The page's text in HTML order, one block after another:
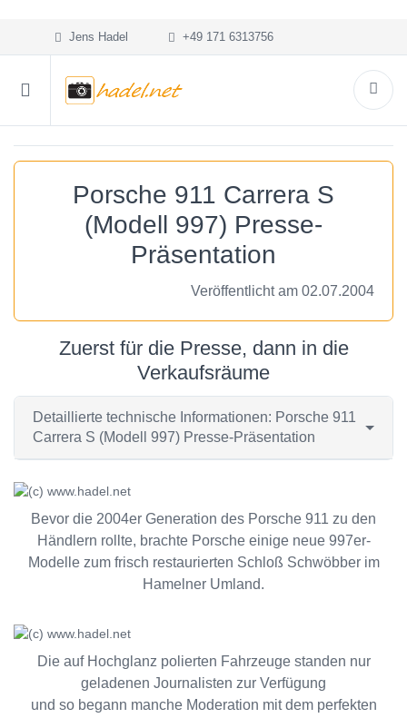
Jens Hadel +49 171 6313756
Porsche 911 Carrera S
(Modell 997) Presse-
Präsentation
Veröffentlicht am 02.07.2004
Zuerst für die Presse, dann in die
Verkaufsräume
Detaillierte technische Informationen: Porsche 911
Carrera S (Modell 997) Presse-Präsentation
Bevor die 2004er Generation des Porsche 911 zu den
Händlern rollte, brachte Porsche einige neue 997er-
Modelle zum frisch restaurierten Schloß Schwöbber im
Hamelner Umland.
Die auf Hochglanz polierten Fahrzeuge standen nur
geladenen Journalisten zur Verfügung
und so begann manche Moderation mit dem perfekten